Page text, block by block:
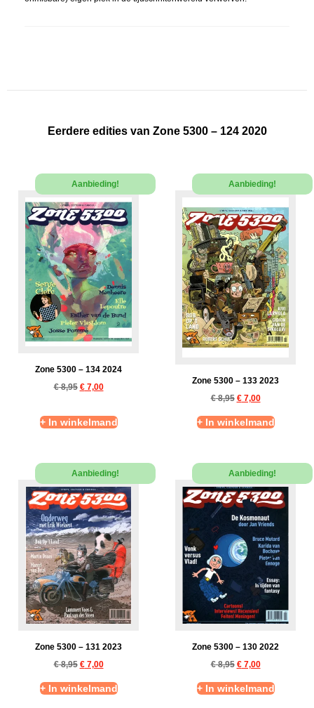
Eerdere edities van Zone 5300 – 124 2020
Aanbieding!
Zone 5300 – 134 2024
€8,95 €7,00
+ In winkelmand
Aanbieding!
Zone 5300 – 133 2023
€8,95 €7,00
+ In winkelmand
Aanbieding!
Zone 5300 – 131 2023
€8,95 €7,00
+ In winkelmand
Aanbieding!
Zone 5300 – 130 2022
€8,95 €7,00
+ In winkelmand